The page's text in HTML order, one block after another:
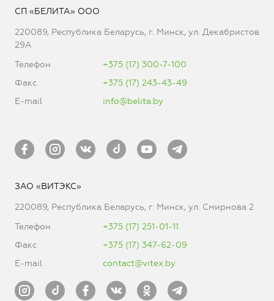
СП «БЕЛИТА» ООО
220089, Республика Беларусь, г. Минск, ул. Декабристов
29А
Телефон
+375 (17) 300-7-100
Факс
+375 (17) 243-43-49
E-mail
info@belita.by
ЗАО «ВИТЭКС»
220089, Республика Беларусь, г. Минск, ул. Смирнова 2
Телефон
+375 (17) 251-01-11
Факс
+375 (17) 347-62-09
E-mail
contact@vitex.by